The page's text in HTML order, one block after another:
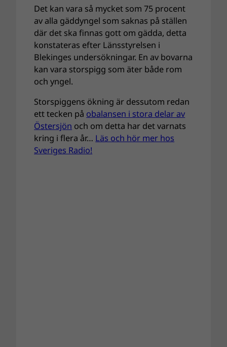
Det kan vara så mycket som 75 procent
av alla gäddyngel som saknas på ställen
där det ska finnas gott om gädda, detta
konstateras efter Länsstyrelsen i
Blekinges undersökningar. En av bovarna
kan vara storspigg som äter både rom
och yngel.
Storspiggens ökning är dessutom redan
ett tecken på obalansen i stora delar av
Östersjön och om detta har det varnats
kring i flera år… Läs och hör mer hos
Sveriges Radio!